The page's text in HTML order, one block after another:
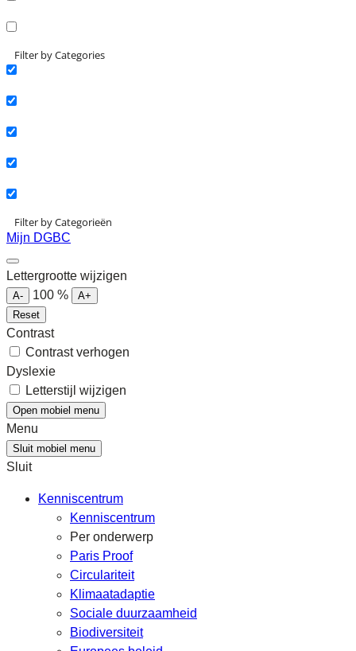
Filter by Categories
Filter by Categorieën
Mijn DGBC
Lettergrootte wijzigen
A- 100 %
A+
Reset
Contrast
Contrast verhogen
Dyslexie
Letterstijl wijzigen
Open mobiel menu
Menu
Sluit mobiel menu
Sluit
Kenniscentrum
Kenniscentrum
Per onderwerp
Paris Proof
Circulariteit
Klimaatadaptie
Sociale duurzaamheid
Biodiversiteit